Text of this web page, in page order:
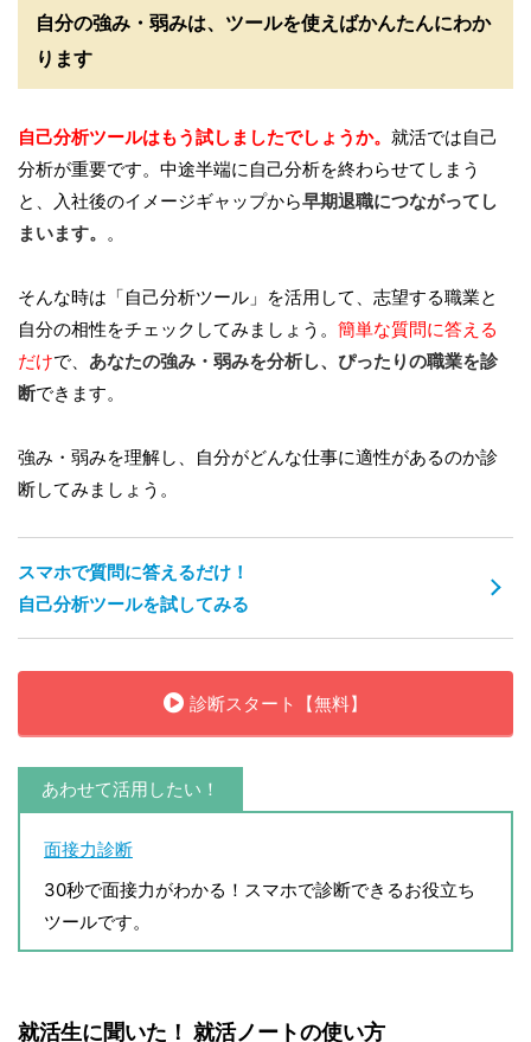
自分の強み・弱みは、ツールを使えばかんたんにわか
ります
自己分析ツールはもう試しましたでしょうか。 就活では自己
分析が重要です。中途半端に自己分析を終わらせてしまう
と、入社後のイメージギャップから早期退職につながってし
まいます。 。
そんな時は「自己分析ツール」を活用して、志望する職業と
自分の相性をチェックしてみましょう。 簡単な質問に答える
だけで、 あなたの強み・弱みを分析し、ぴったりの職業を診
断できます。
強み・弱みを理解し、自分がどんな仕事に適性があるのか診
断してみましょう。
スマホで質問に答えるだけ！
自己分析ツールを試してみる
診断スタート【無料】
あわせて活用したい！
面接力診断
30秒で面接力がわかる！スマホで診断できるお役立ち
ツールです。
就活生に聞いた！ 就活ノートの使い方